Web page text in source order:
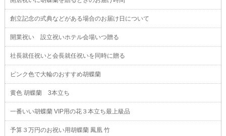
創立記念の式典などがある場合のお届け日について
開業祝い 設立祝いホテル会場いつ贈る
社長就任祝いと会長就任祝いを同時に贈る
ピンク色で大輪のおすすめ胡蝶蘭
黄色 胡蝶蘭 3本立ち
一番いい胡蝶蘭 VIP用の花３本立ち最上級品
予算３万円のお祝い用胡蝶蘭 鳳凰 竹